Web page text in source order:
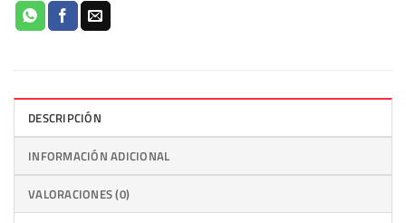
DESCRIPCIÓN
INFORMACIÓN ADICIONAL
VALORACIONES (0)